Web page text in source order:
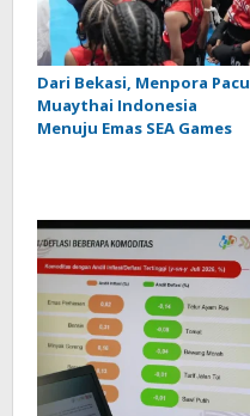
Dari Bekasi, Menpora Pacu
Muaythai Indonesia
Menuju Emas SEA Games